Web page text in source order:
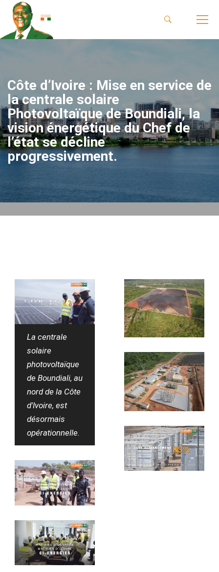
Côte d’Ivoire : Mise en service de
la centrale solaire
Photovoltaïque de Boundiali, la
vision énergétique du Chef de
l’état se décline
progressivement.
La centrale
solaire
photovoltaïque
de Boundiali, au
nord de la Côte
d'Ivoire, est
désormais
opérationnelle.